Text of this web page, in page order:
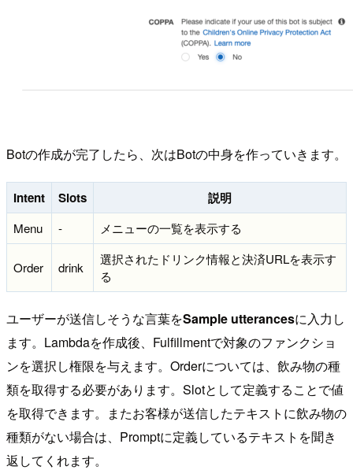
Botの作成が完了したら、次はBotの中身を作っていきます。
Intent Slots 説明
Menu - メニューの一覧を表示する
Order drink
選択されたドリンク情報と決済URLを表示す
る
ユーザーが送信しそうな言葉をSample utterancesに入力し
ます。Lambdaを作成後、Fulfillmentで対象のファンクショ
ンを選択し権限を与えます。Orderについては、飲み物の種
類を取得する必要があります。Slotとして定義することで値
を取得できます。またお客様が送信したテキストに飲み物の
種類がない場合は、Promptに定義しているテキストを聞き
返してくれます。